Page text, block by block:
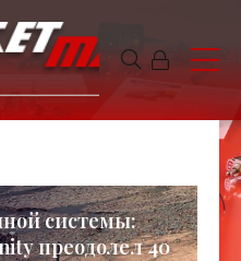
системы:
преодолел 40